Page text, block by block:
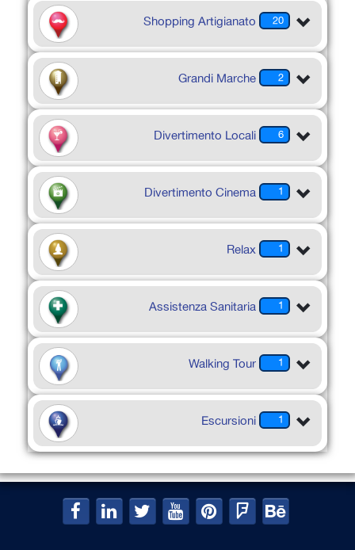
20
Shopping Artigianato
2
Grandi Marche
6
Divertimento Locali
1
Divertimento Cinema
1
Relax
1
Assistenza Sanitaria
1
Walking Tour
1
Escursioni